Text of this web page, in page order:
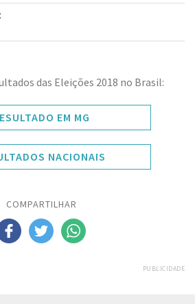
das Eleições 2018 no Brasil:
EM MG
NACIONAIS
COMPARTILHAR
PUBLICIDADE